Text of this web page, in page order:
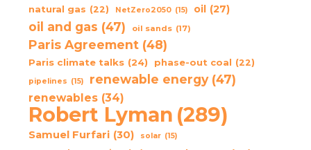
natural gas (22) NetZero2050 (15) oil (27)
oil and gas (47) oil sands (17)
Paris Agreement (48)
Paris climate talks (24) phase-out coal (22)
pipelines (15) renewable energy (47)
renewables (34)
Robert Lyman (289)
Samuel Furfari (30) solar (15)